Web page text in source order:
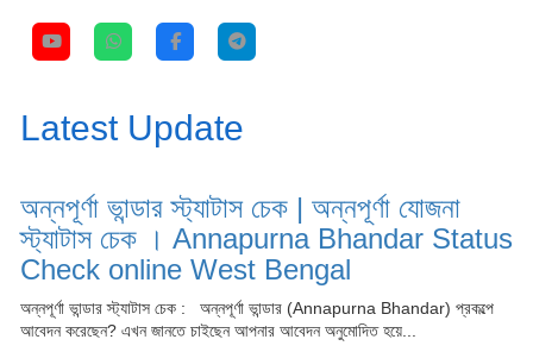
Latest Update
অন্নপূর্ণা ভান্ডার স্ট্যাটাস চেক | অন্নপূর্ণা যোজনা
স্ট্যাটাস চেক । Annapurna Bhandar Status
Check online West Bengal
অন্নপূর্ণা ভান্ডার স্ট্যাটাস চেক : অন্নপূর্ণা ভান্ডার (Annapurna Bhandar) প্রকল্পে
আবেদন করেছেন? এখন জানতে চাইছেন আপনার আবেদন অনুমোদিত হয়ে...